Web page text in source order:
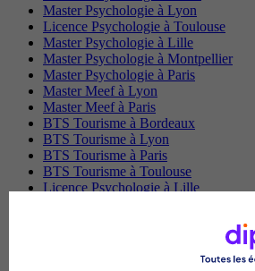
Master Psychologie à Lyon
Licence Psychologie à Toulouse
Master Psychologie à Lille
Master Psychologie à Montpellier
Master Psychologie à Paris
Master Meef à Lyon
Master Meef à Paris
BTS Tourisme à Bordeaux
BTS Tourisme à Lyon
BTS Tourisme à Paris
BTS Tourisme à Toulouse
Licence Psychologie à Lille
BTS Communication à Lyon